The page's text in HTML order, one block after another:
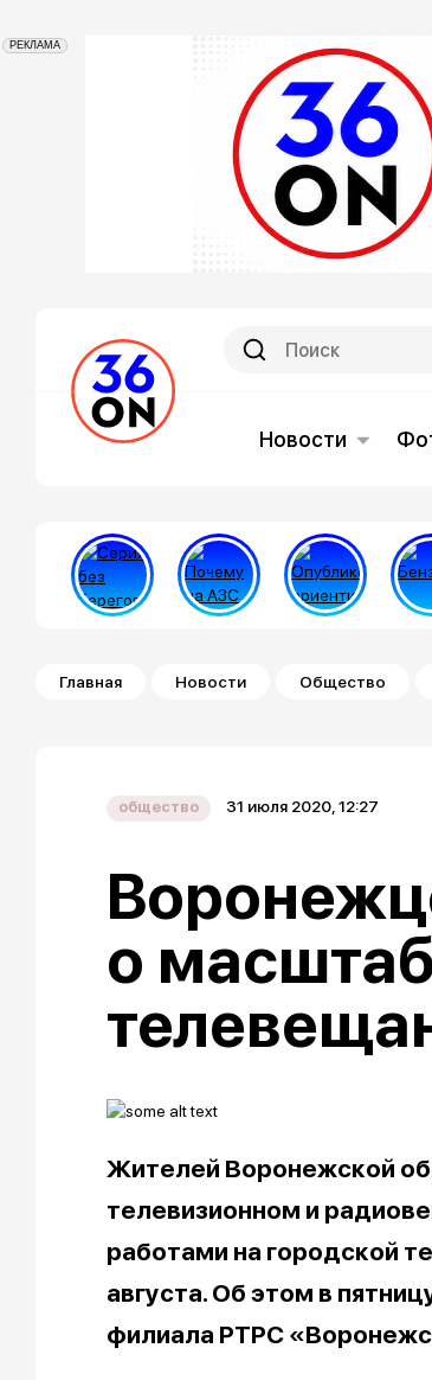
РЕКЛАМА
Новости
Строка навигации
Главная Новости Общество
общество 31 июля 2020, 12:27
о
Жителей Воронежской
телевизионном и
работами на городской
августа. Об этом в
филиала РТРС